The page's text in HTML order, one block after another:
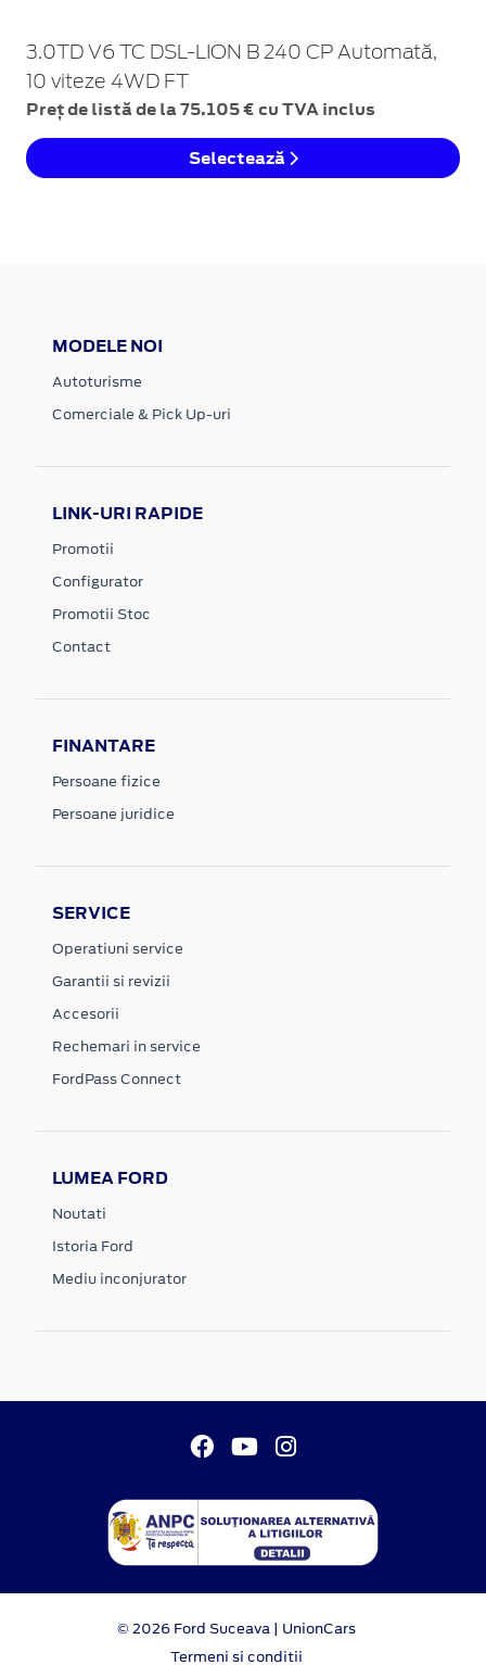
3.0TD V6 TC DSL-LION B 240 CP Automată,
10 viteze 4WD FT
Preț de listă de la 75.105 € cu TVA inclus
Selectează
MODELE NOI
Autoturisme
Comerciale & Pick Up-uri
LINK-URI RAPIDE
Promotii
Configurator
Promotii Stoc
Contact
FINANTARE
Persoane fizice
Persoane juridice
SERVICE
Operatiuni service
Garantii si revizii
Accesorii
Rechemari in service
FordPass Connect
LUMEA FORD
Noutati
Istoria Ford
Mediu inconjurator
© 2026 Ford Suceava | UnionCars
Termeni si conditii